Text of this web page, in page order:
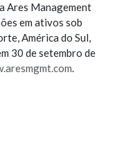
Ares Management
em ativos sob
América do Sul,
30 de setembro de
.